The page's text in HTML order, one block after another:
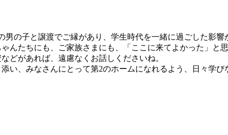
男の子と譲渡でご縁があり、学生時代を一緒に過ごした影響
んたちにも、ご家族さまにも、「ここに来てよかった」
どがあれば、遠慮なくお話しくださいね。
い、みなさんにとって第2のホームになれるよう、日々学